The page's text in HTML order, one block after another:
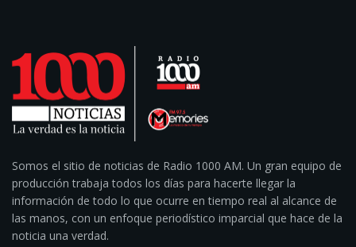
Somos el sitio de noticias de Radio 1000 AM. Un gran equipo de
producción trabaja todos los días para hacerte llegar la
información de todo lo que ocurre en tiempo real al alcance de
las manos, con un enfoque periodístico imparcial que hace de la
noticia una verdad.